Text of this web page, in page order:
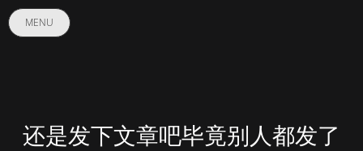
MENU
还是发下文章吧毕竟别人都发了